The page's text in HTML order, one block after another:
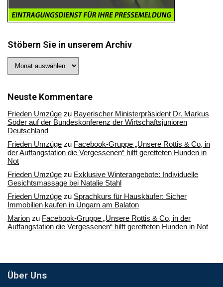
Stöbern Sie in unserem Archiv
Sie
Archiv
Neuste Kommentare
Frieden Umzüge zu Bayerischer Ministerpräsident Dr. Markus
Söder auf der Bundeskonferenz der Wirtschaftsjunioren
Deutschland
Frieden Umzüge zu Facebook-Gruppe „Unsere Rottis & Co, in
der Auffangstation die Vergessenen“ hilft geretteten Hunden in
Not
Frieden Umzüge zu Exklusive Winterangebote: Individuelle
Gesichtsmassage bei Natalie Stahl
Frieden Umzüge zu Sprachkurs für Hauskäufer: Sicher
Immobilien kaufen in Ungarn am Balaton
Marion zu Facebook-Gruppe „Unsere Rottis & Co, in der
Auffangstation die Vergessenen“ hilft geretteten Hunden in Not
Über Uns